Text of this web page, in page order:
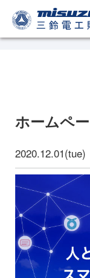
ホームペ
2020.12.01(tue)